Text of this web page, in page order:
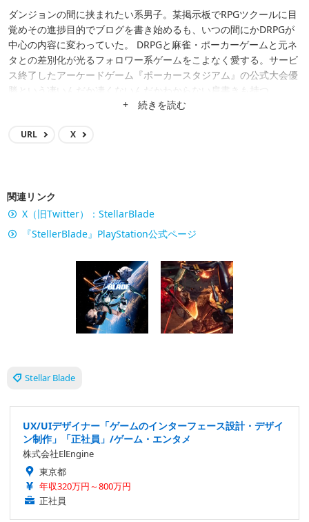
ダンジョンの間に挟まれたい系男子。某掲示板でRPGツクールに目
覚めその進捗目的でブログを書き始めるも、いつの間にかDRPGが
中心の内容に変わっていた。 DRPGと麻雀・ポーカーゲームと元ネ
タとの差別化が光るフォロワー系ゲームをこよなく愛する。サービ
ス終了したアーケードゲーム『ポーカースタジアム』の公式大会優
勝という凄いんだか凄くないんだかわからない肩書きも持つ。
+ 続きを読む
URL X
関連リンク
X（旧Twitter）：StellarBlade
『StellerBlade』PlayStation公式ページ
Stellar Blade
UX/UIデザイナー「ゲームのインターフェース設計・デザイ
ン制作」「正社員」/ゲーム・エンタメ
株式会社ElEngine
東京都
年収320万円～800万円
正社員